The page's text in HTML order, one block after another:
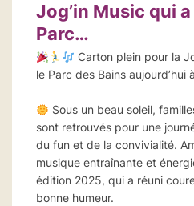
Jog’in Music qui
Parc…
Carton plein pour la
le Parc des Bains aujourd’hui
Sous un beau soleil,
sont retrouvés pour une
du fun et de la convivialité.
musique entraînante et
édition 2025, qui a réuni
bonne humeur.